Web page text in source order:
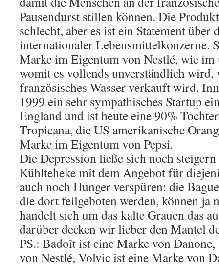
Pausendurst stillen können. Die
schlecht, aber es ist ein Statement über
internationaler Lebensmittelkonzerne.
Marke im Eigentum von Nestlé, wie
womit es vollends unverständlich
französisches Wasser verkauft wird.
1999 ein sehr sympathisches Startup
England und ist heute eine 90%
Tropicana, die US amerikanische
Marke im Eigentum von Pepsi.
Die Depression ließe sich noch
Kühlteheke mit dem Angebot für
auch noch Hunger verspüren: die
die dort feilgeboten werden, können ja
handelt sich um das kalte Grauen das
darüber decken wir lieber den Mantel
PS.: Badoît ist eine Marke von
von Nestlé, Volvic ist eine Marke von